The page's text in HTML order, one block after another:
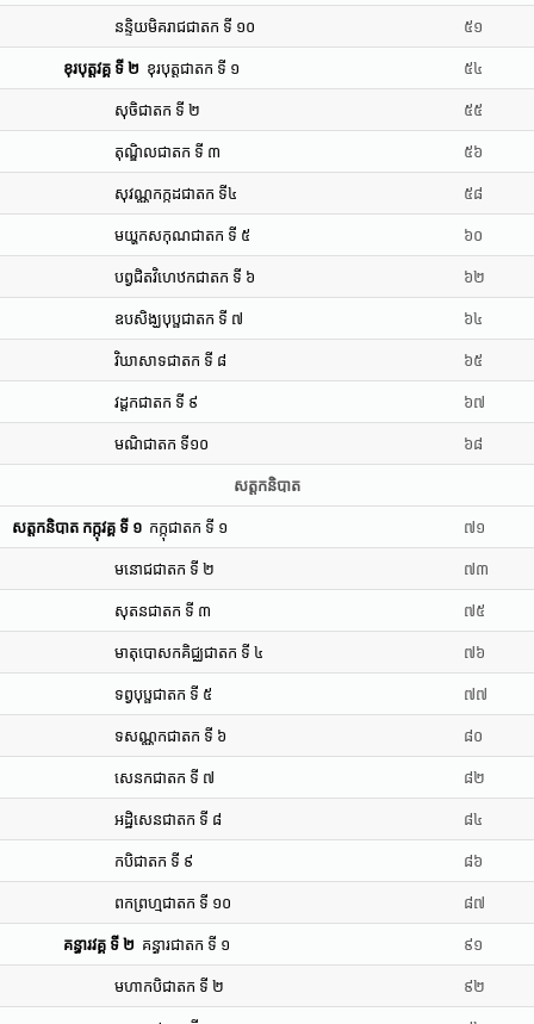
នន្ទិយមិគរាជជាតក ទី ១០ ៥១
ខុរបុត្តវគ្គ ទី ២ ខុរបុត្តជាតក ទី ១ ៥៤
សុចិជាតក ទី ២ ៥៥
តុណ្ឌិលជាតក ទី ៣ ៥៦
សុវណ្ណកក្កដជាតក ទី៤ ៥៨
មយ្ហកសកុណជាតក ទី ៥ ៦០
បព្វជិតវិហេឋកជាតក ទី ៦ ៦២
ឧបសិង្ឃបុប្ផជាតក ទី ៧ ៦៤
វិឃាសាទជាតក ទី ៨ ៦៥
វដ្ដកជាតក ទី ៩ ៦៧
មណិជាតក ទី១០ ៦៨
សត្តកនិបាត
សត្តកនិបាត កក្កុវគ្គ ទី ១ កក្កុជាតក ទី ១ ៧១
មនោជជាតក ទី ២ ៧៣
សុតនជាតក ទី ៣ ៧៥
មាតុបោសកគិជ្ឈជាតក ទី ៤ ៧៦
ទព្វបុប្ផជាតក ទី ៥ ៧៧
ទសណ្ណកជាតក ទី ៦ ៨០
សេនកជាតក ទី ៧ ៨២
អដ្ឋិសេនជាតក ទី ៨ ៨៤
កបិជាតក ទី ៩ ៨៦
ពកព្រហ្មជាតក ទី ១០ ៨៧
គន្ធារវគ្គ ទី ២ គន្ធារជាតក ទី ១ ៩១
មហាកបិជាតក ទី ២ ៩២